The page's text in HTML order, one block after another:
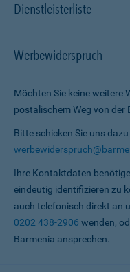
Dienstleisterliste
Werbewiderspruch
Möchten Sie keine weitere
postalischem Weg von der
Bitte schicken Sie uns
Ihre Kontaktdaten
eindeutig identifizieren zu
auch telefonisch direkt an
0202 438-2906 wenden,
Barmenia ansprechen.